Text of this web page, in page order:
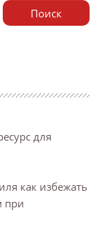
Поиск
для
как избежать
при